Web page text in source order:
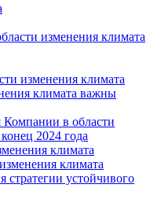
изменения климата
изменения климата
климата важны
Компании в области
2024 года
климата
климата
устойчивого